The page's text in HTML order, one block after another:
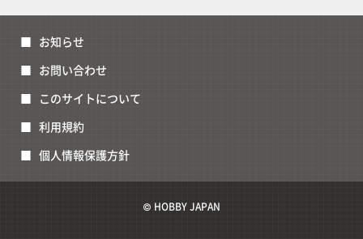
お知らせ
お問い合わせ
このサイトについて
利用規約
個人情報保護方針
© HOBBY JAPAN